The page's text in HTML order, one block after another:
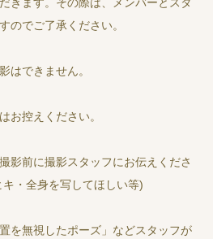
のでご了承ください。
できません。
控えください。
影前に撮影スタッフにお伝えくださ
・全身を写してほしい等)
無視したポーズ」などスタッフが